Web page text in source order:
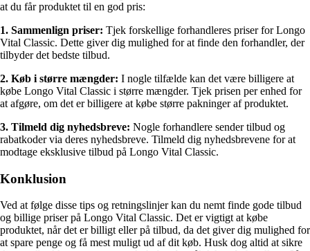
at du får produktet til en god pris:
1. Sammenlign priser: Tjek forskellige forhandleres priser for Longo
Vital Classic. Dette giver dig mulighed for at finde den forhandler, der
tilbyder det bedste tilbud.
2. Køb i større mængder: I nogle tilfælde kan det være billigere at
købe Longo Vital Classic i større mængder. Tjek prisen per enhed for
at afgøre, om det er billigere at købe større pakninger af produktet.
3. Tilmeld dig nyhedsbreve: Nogle forhandlere sender tilbud og
rabatkoder via deres nyhedsbreve. Tilmeld dig nyhedsbrevene for at
modtage eksklusive tilbud på Longo Vital Classic.
Konklusion
Ved at følge disse tips og retningslinjer kan du nemt finde gode tilbud
og billige priser på Longo Vital Classic. Det er vigtigt at købe
produktet, når det er billigt eller på tilbud, da det giver dig mulighed for
at spare penge og få mest muligt ud af dit køb. Husk dog altid at sikre